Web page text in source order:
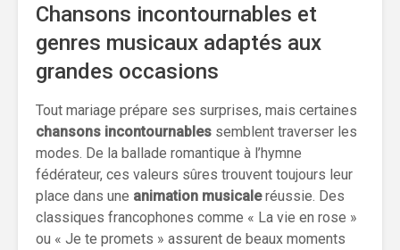
Chansons incontournables et
genres musicaux adaptés aux
grandes occasions
Tout mariage prépare ses surprises, mais certaines
chansons incontournables semblent traverser les
modes. De la ballade romantique à l’hymne
fédérateur, ces valeurs sûres trouvent toujours leur
place dans une animation musicaleréussie. Des
classiques francophones comme « La vie en rose »
ou « Je te promets » assurent de beaux moments